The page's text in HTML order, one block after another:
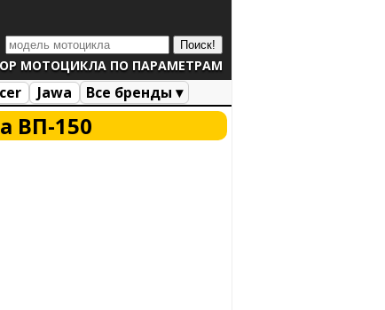
МОТОЦИКЛА ПО ПАРАМЕТРАМ
Jawa
Все бренды ▾
ВП-150